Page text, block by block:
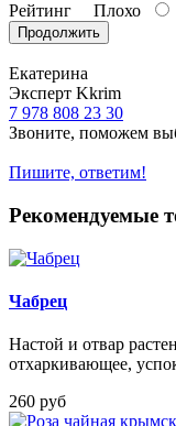
Рейтинг Плохо
Продолжить
Екатерина
Эксперт Kkrim
7 978 808 23 30
Звоните, поможем
Пишите, ответим!
Рекомендуемые
Чабрец
Настой и отвар
отхаркивающее,
260 руб